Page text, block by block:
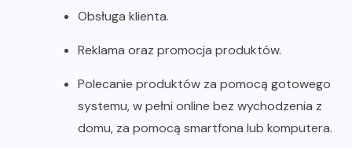
Obsługa klienta.
Reklama oraz promocja produktów.
Polecanie produktów za pomocą gotowego
systemu, w pełni online bez wychodzenia z
domu, za pomocą smartfona lub komputera.